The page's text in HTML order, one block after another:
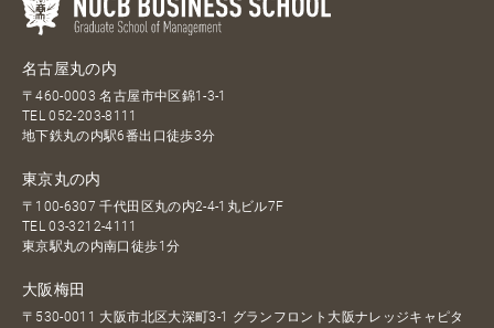
名古屋丸の内
〒460-0003 名古屋市中区錦1-3-1
TEL052-203-8111
地下鉄丸の内駅6番出口徒歩3分
東京丸の内
〒100-6307 千代田区丸の内2-4-1丸ビル7F
TEL03-3212-4111
東京駅丸の内南口徒歩1分
大阪梅田
〒530-0011 大阪市北区大深町3-1 グランフロント大阪ナレッジキャピタ